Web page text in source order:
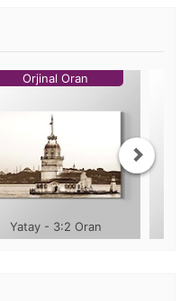
Orjinal Oran
Yatay - 3:2 Oran